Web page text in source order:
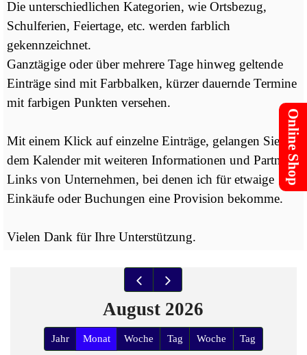
Online Shop
Die unterschiedlichen Kategorien, wie Ortsbezug,
Schulferien, Feiertage, etc. werden farblich
gekennzeichnet.
Ganztägige oder über mehrere Tage hinweg geltende
Einträge sind mit Farbbalken, kürzer dauernde Termine
mit farbigen Punkten versehen.
Mit einem Klick auf einzelne Einträge, gelangen Sie zu
dem Kalender mit weiteren Informationen und Partner-
Links von Unternehmen, bei denen ich für etwaige
Einkäufe oder Buchungen eine Provision bekomme.
Vielen Dank für Ihre Unterstützung.